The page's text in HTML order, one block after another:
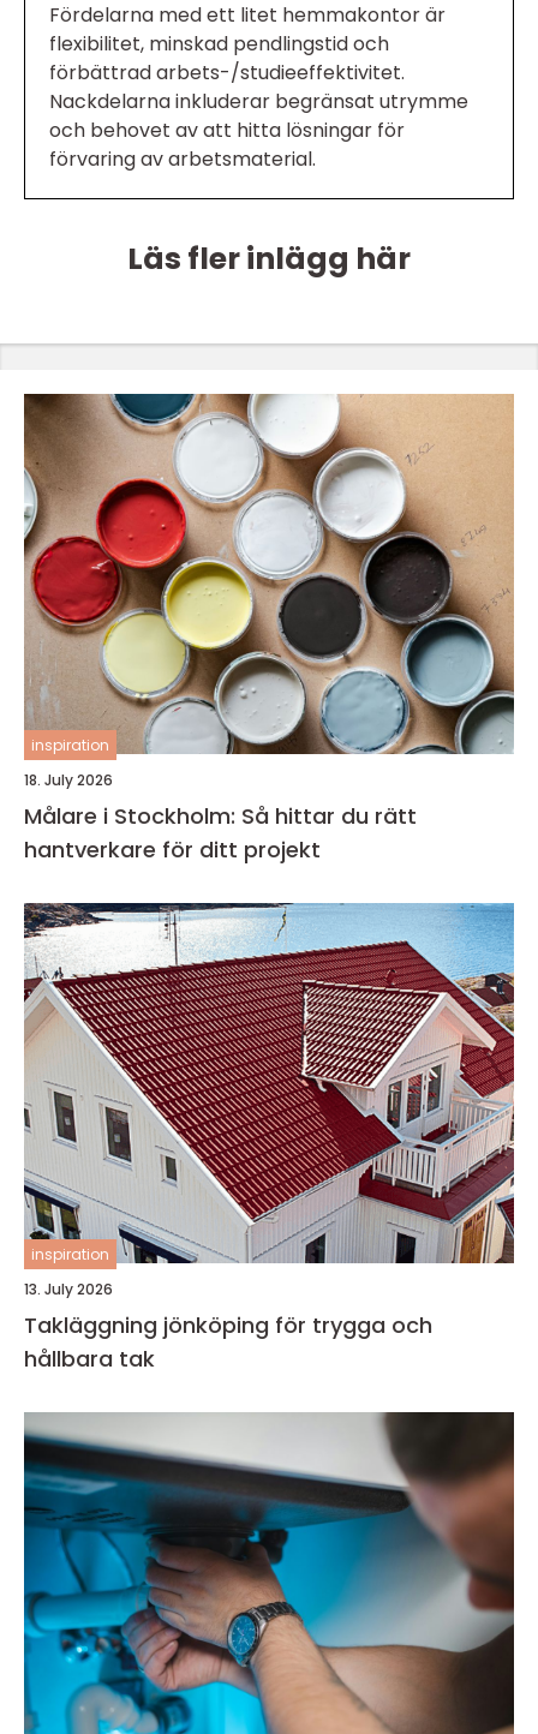
Fördelarna med ett litet hemmakontor är
flexibilitet, minskad pendlingstid och
förbättrad arbets-/studieeffektivitet.
Nackdelarna inkluderar begränsat utrymme
och behovet av att hitta lösningar för
förvaring av arbetsmaterial.
Läs fler inlägg här
inspiration
18. July 2026
Målare i Stockholm: Så hittar du rätt
hantverkare för ditt projekt
inspiration
13. July 2026
Takläggning jönköping för trygga och
hållbara tak